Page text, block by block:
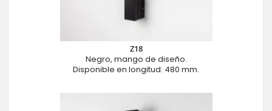
Z18
Negro, mango de diseño.
Disponible en longitud: 480 mm.